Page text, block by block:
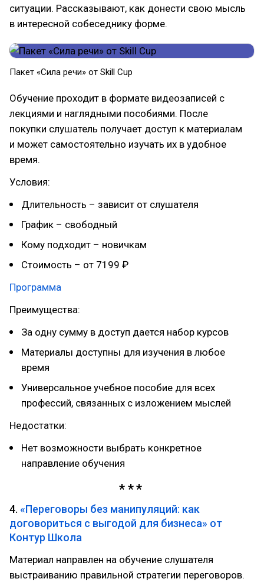
ситуации. Рассказывают, как донести свою мысль
в интересной собеседнику форме.
Пакет «Сила речи» от Skill Cup
Обучение проходит в формате видеозаписей с
лекциями и наглядными пособиями. После
покупки слушатель получает доступ к материалам
и может самостоятельно изучать их в удобное
время.
Условия:
Длительность – зависит от слушателя
График – свободный
Кому подходит – новичкам
Стоимость – от 7199 ₽
Программа
Преимущества:
За одну сумму в доступ дается набор курсов
Материалы доступны для изучения в любое
время
Универсальное учебное пособие для всех
профессий, связанных с изложением мыслей
Недостатки:
Нет возможности выбрать конкретное
направление обучения
4. «Переговоры без манипуляций: как
договориться с выгодой для бизнеса» от
Контур Школа
Материал направлен на обучение слушателя
выстраиванию правильной стратегии переговоров.